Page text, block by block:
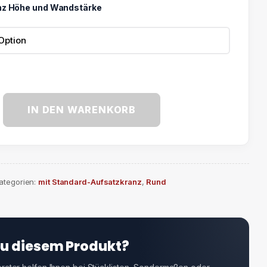
Höhe und Wandstärke
IN DEN WARENKORB
mit Standard-Aufsatzkranz, Rund
diesem Produkt?